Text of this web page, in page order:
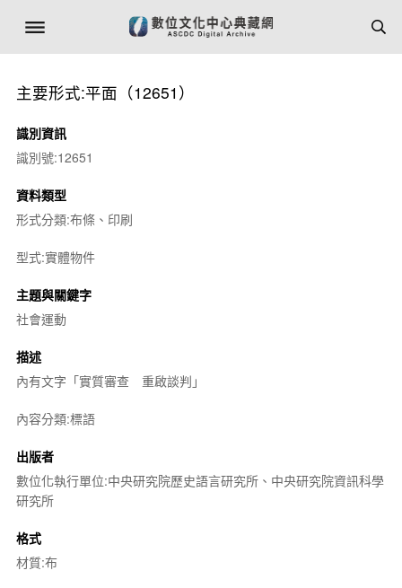
主要形式:平面（12651）
識別資訊
識別號:12651
資料類型
形式分類:布條、印刷
型式:實體物件
主題與關鍵字
社會運動
描述
內有文字「實質審查 重啟談判」
內容分類:標語
出版者
數位化執行單位:中央研究院歷史語言研究所、中央研究院資訊科學
研究所
格式
材質:布